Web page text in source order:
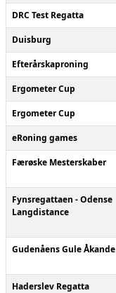
DRC Test Regatta
Duisburg
Efterårskaproning
Ergometer Cup
Ergometer Cup
eRoning games
Færøske Mesterskaber
Fynsregattaen - Odense
Langdistance
Gudenåens Gule Åkande
Haderslev Regatta